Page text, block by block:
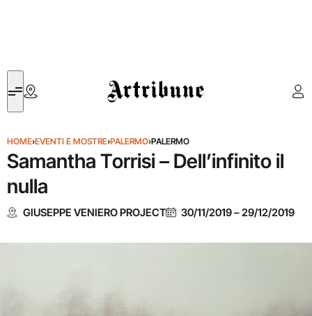
Artribune
HOME›EVENTI E MOSTRE›PALERMO›PALERMO
Samantha Torrisi – Dell’infinito il
nulla
GIUSEPPE VENIERO PROJECT 30/11/2019–29/12/2019